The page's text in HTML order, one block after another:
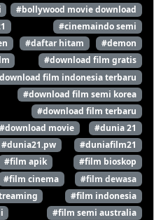
#bollywood movie download
#cinemaindo semi
#daftar hitam
#demon
#download film gratis
film indonesia terbaru
#download film semi korea
#download film terbaru
#download movie
#dunia 21
#dunia21.pw
#duniafilm21
#film apik
#film bioskop
#film cinema
#film dewasa
#film indonesia
#film semi australia